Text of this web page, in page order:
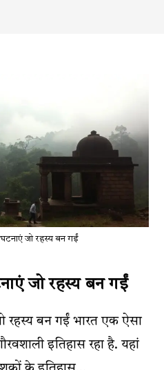
जो रहस्य बन गईं
जो रहस्य बन गईं
रहस्य बन गईं भारत एक ऐसा
इतिहास रहा है. यहां